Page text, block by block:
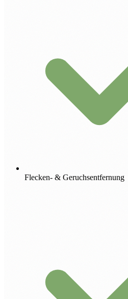
Flecken- & Geruchsentfernung